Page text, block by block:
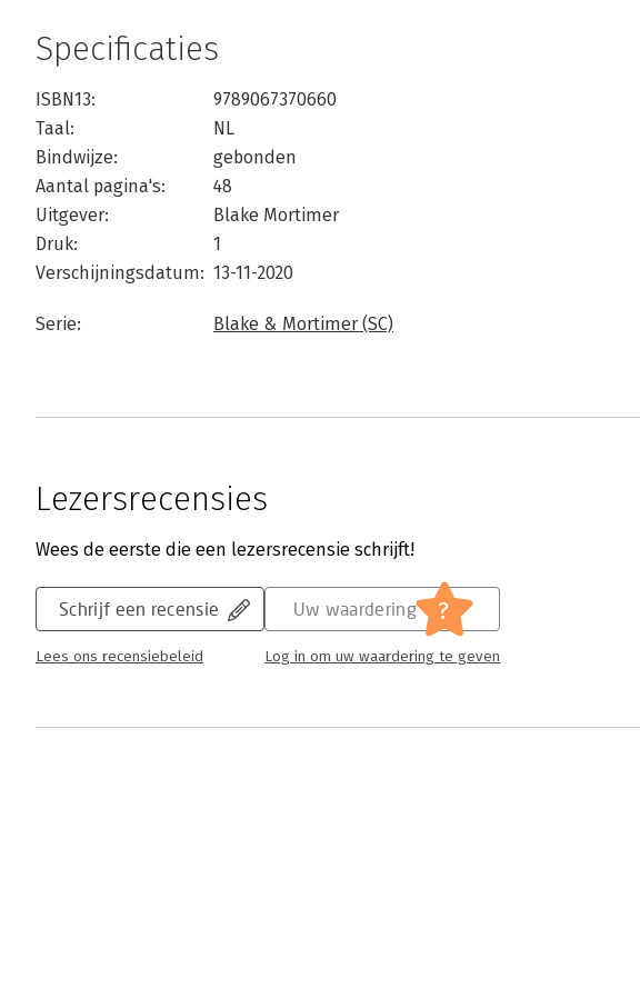
Specificaties
ISBN13:
9789067370660
Taal:
NL
Bindwijze:
gebonden
Aantal pagina's:
48
Uitgever:
Blake Mortimer
Druk:
1
Verschijningsdatum: 13-11-2020
Serie: Blake & Mortimer (SC)
Lezersrecensies
Wees de eerste die een lezersrecensie schrijft!
Schrijf een recensie
Lees ons recensiebeleid
Uw waardering ?
Log in om uw waardering te geven